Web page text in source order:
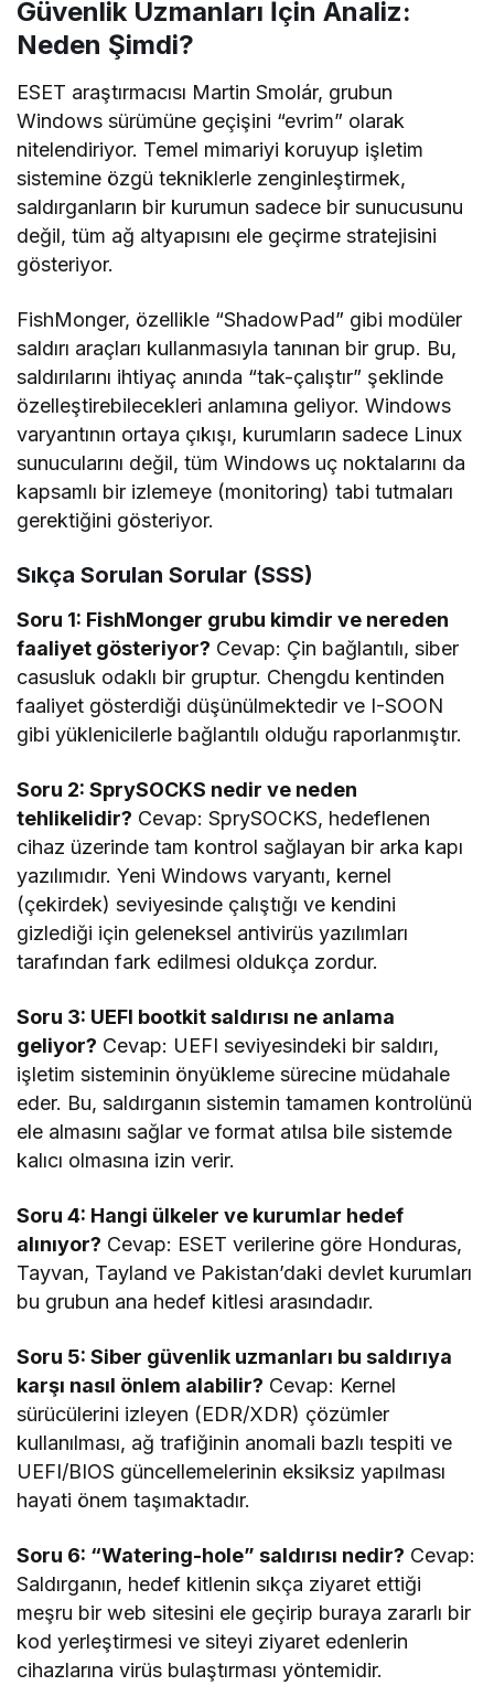
Güvenlik Uzmanları İçin Analiz:
Neden Şimdi?
ESET araştırmacısı Martin Smolár, grubun
Windows sürümüne geçişini “evrim” olarak
nitelendiriyor. Temel mimariyi koruyup işletim
sistemine özgü tekniklerle zenginleştirmek,
saldırganların bir kurumun sadece bir sunucusunu
değil, tüm ağ altyapısını ele geçirme stratejisini
gösteriyor.
FishMonger, özellikle “ShadowPad” gibi modüler
saldırı araçları kullanmasıyla tanınan bir grup. Bu,
saldırılarını ihtiyaç anında “tak-çalıştır” şeklinde
özelleştirebilecekleri anlamına geliyor. Windows
varyantının ortaya çıkışı, kurumların sadece Linux
sunucularını değil, tüm Windows uç noktalarını da
kapsamlı bir izlemeye (monitoring) tabi tutmaları
gerektiğini gösteriyor.
Sıkça Sorulan Sorular (SSS)
Soru 1: FishMonger grubu kimdir ve nereden
faaliyet gösteriyor? Cevap: Çin bağlantılı, siber
casusluk odaklı bir gruptur. Chengdu kentinden
faaliyet gösterdiği düşünülmektedir ve I-SOON
gibi yüklenicilerle bağlantılı olduğu raporlanmıştır.
Soru 2: SprySOCKS nedir ve neden
tehlikelidir? Cevap: SprySOCKS, hedeflenen
cihaz üzerinde tam kontrol sağlayan bir arka kapı
yazılımıdır. Yeni Windows varyantı, kernel
(çekirdek) seviyesinde çalıştığı ve kendini
gizlediği için geleneksel antivirüs yazılımları
tarafından fark edilmesi oldukça zordur.
Soru 3: UEFI bootkit saldırısı ne anlama
geliyor? Cevap: UEFI seviyesindeki bir saldırı,
işletim sisteminin önyükleme sürecine müdahale
eder. Bu, saldırganın sistemin tamamen kontrolünü
ele almasını sağlar ve format atılsa bile sistemde
kalıcı olmasına izin verir.
Soru 4: Hangi ülkeler ve kurumlar hedef
alınıyor? Cevap: ESET verilerine göre Honduras,
Tayvan, Tayland ve Pakistan’daki devlet kurumları
bu grubun ana hedef kitlesi arasındadır.
Soru 5: Siber güvenlik uzmanları bu saldırıya
karşı nasıl önlem alabilir? Cevap: Kernel
sürücülerini izleyen (EDR/XDR) çözümler
kullanılması, ağ trafiğinin anomali bazlı tespiti ve
UEFI/BIOS güncellemelerinin eksiksiz yapılması
hayati önem taşımaktadır.
Soru 6: “Watering-hole” saldırısı nedir? Cevap:
Saldırganın, hedef kitlenin sıkça ziyaret ettiği
meşru bir web sitesini ele geçirip buraya zararlı bir
kod yerleştirmesi ve siteyi ziyaret edenlerin
cihazlarına virüs bulaştırması yöntemidir.